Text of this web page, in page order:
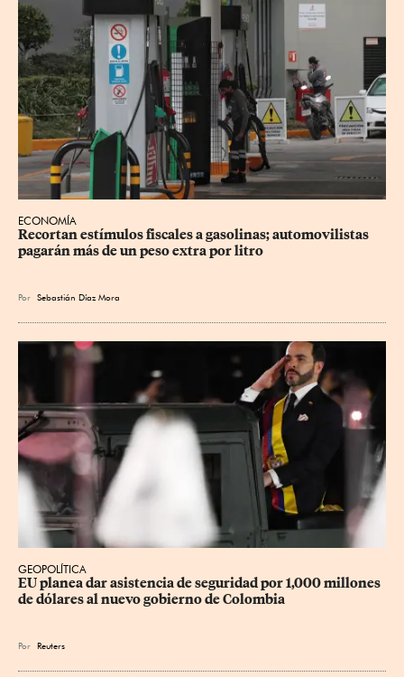
ECONOMÍA
Recortan estímulos fiscales a gasolinas; automovilistas
pagarán más de un peso extra por litro
Por Sebastián Díaz Mora
GEOPOLÍTICA
EU planea dar asistencia de seguridad por 1,000 millones
de dólares al nuevo gobierno de Colombia
Por Reuters